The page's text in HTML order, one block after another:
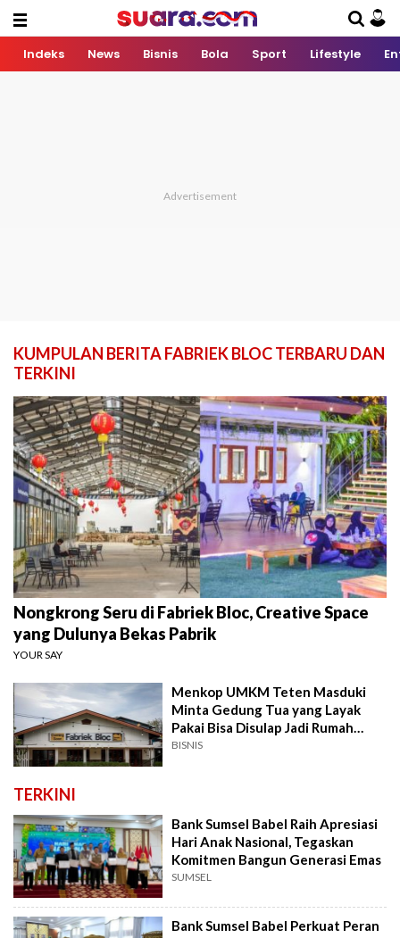
Indeks News Bisnis Bola Sport Lifestyle
KUMPULAN BERITA FABRIEK BLOC TERBARU DAN
TERKINI
Nongkrong Seru di Fabriek Bloc, Creative Space
yang Dulunya Bekas Pabrik
YOUR SAY
Menkop UMKM Teten Masduki
Minta Gedung Tua yang Layak
Pakai Bisa Disulap Jadi Rumah
UMKM
BISNIS
TERKINI
Bank Sumsel Babel Raih Apresiasi
Hari Anak Nasional, Tegaskan
Komitmen Bangun Generasi Emas
SUMSEL
Bank Sumsel Babel Perkuat Peran